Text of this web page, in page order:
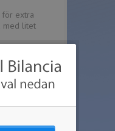
extra
med litet